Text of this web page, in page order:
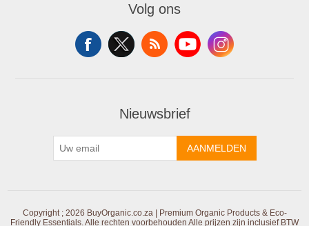
Volg ons
Nieuwsbrief
AANMELDEN
Copyright ; 2026 BuyOrganic.co.za | Premium Organic Products & Eco-
Friendly Essentials. Alle rechten voorbehouden Alle prijzen zijn inclusief BTW